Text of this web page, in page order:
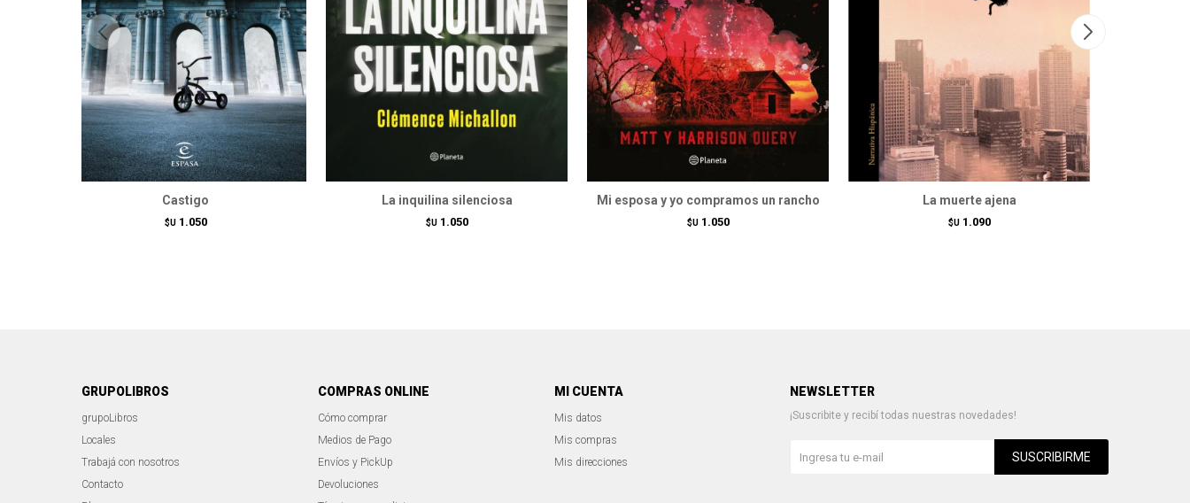
Castigo
$U 1.050
La inquilina silenciosa
$U 1.050
Mi esposa y yo compramos un rancho
$U 1.050
La muerte ajena
$U 1.090
GRUPOLIBROS
grupoLibros
Locales
Trabajá con nosotros
Contacto
COMPRAS ONLINE
Cómo comprar
Medios de Pago
Envíos y PickUp
Devoluciones
MI CUENTA
Mis datos
Mis compras
Mis direcciones
NEWSLETTER
¡Suscribite y recibí todas nuestras novedades!
SUSCRIBIRME